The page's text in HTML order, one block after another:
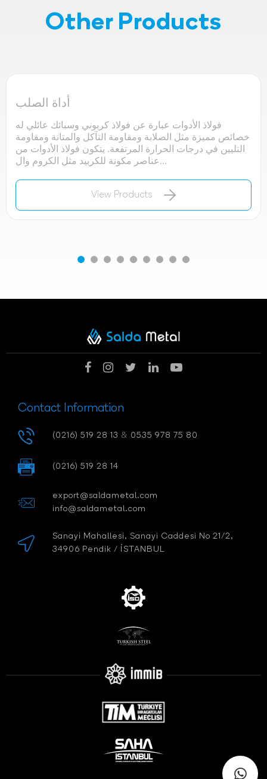
Other Products
أداة الصلب
فولاذ الأدوات عبارة عن فولاذ كربوني وسبائك عائلي له
خصائص مميزة مثل الصلابة ومقاومة التآكل والمتانة ومقاومة
التليين في درجات الحرارة المرتفعة. يتكون فولاذ الأدوات من
عناصر مكونة للكربيد مثل الكروم وال...
View Products
Contact Information
(0216) 519 28 13 & 0535 978 75 80
(0216) 519 28 14
export@saldametal.com
info@saldametal.com
Sanayi Mahallesi, Sanayi Caddesi No 21/2,
34906 Pendik / İSTANBUL